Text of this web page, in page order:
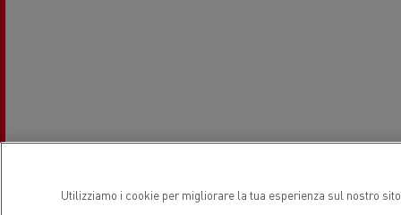
Utilizziamo i cookie per migliorare la tua esperienza sul nostro